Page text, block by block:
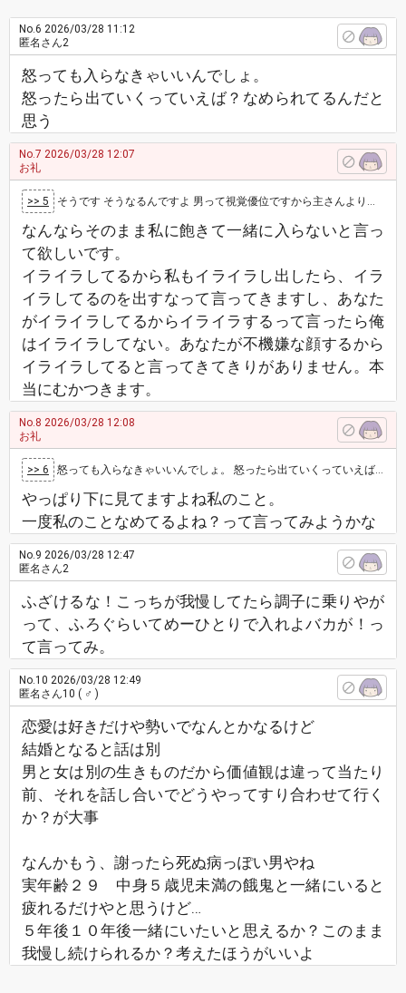
No.6 2026/03/28 11:12
匿名さん2
怒っても入らなきゃいいんでしょ。
怒ったら出ていくっていえば？なめられてるんだと
思う
No.7 2026/03/28 12:07
お礼
>> 5 そうです そうなるんですよ 男って視覚優位ですから主さんよりドキドキ感が 薄れますよ その彼氏は自滅してるようなものです ましてや…
なんならそのまま私に飽きて一緒に入らないと言っ
て欲しいです。
イライラしてるから私もイライラし出したら、イラ
イラしてるのを出すなって言ってきますし、あなた
がイライラしてるからイライラするって言ったら俺
はイライラしてない。あなたが不機嫌な顔するから
イライラしてると言ってきてきりがありません。本
当にむかつきます。
No.8 2026/03/28 12:08
お礼
>> 6 怒っても入らなきゃいいんでしょ。 怒ったら出ていくっていえば？なめられてるんだと思う
やっぱり下に見てますよね私のこと。
一度私のことなめてるよね？って言ってみようかな
No.9 2026/03/28 12:47
匿名さん2
ふざけるな！こっちが我慢してたら調子に乗りやが
って、ふろぐらいてめーひとりで入れよバカが！っ
て言ってみ。
No.10 2026/03/28 12:49
匿名さん10 ( ♂ )
恋愛は好きだけや勢いでなんとかなるけど
結婚となると話は別
男と女は別の生きものだから価値観は違って当たり
前、それを話し合いでどうやってすり合わせて行く
か？が大事
なんかもう、謝ったら死ぬ病っぽい男やね
実年齢２９ 中身５歳児未満の餓鬼と一緒にいると
疲れるだけやと思うけど…
５年後１０年後一緒にいたいと思えるか？このまま
我慢し続けられるか？考えたほうがいいよ